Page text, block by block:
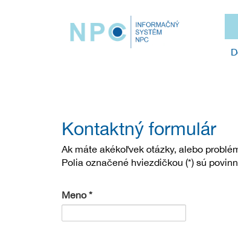
Kontaktný formulár
Ak máte akékoľvek otázky, alebo
Polia označené hviezdičkou (*) sú
Meno